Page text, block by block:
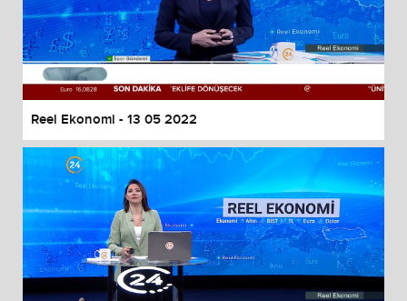
Reel Ekonomi - 13 05 2022